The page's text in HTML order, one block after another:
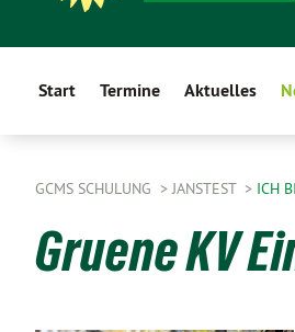
Start Termine Aktuelles
GCMS SCHULUNG JANSTEST ICH
Gruene KV